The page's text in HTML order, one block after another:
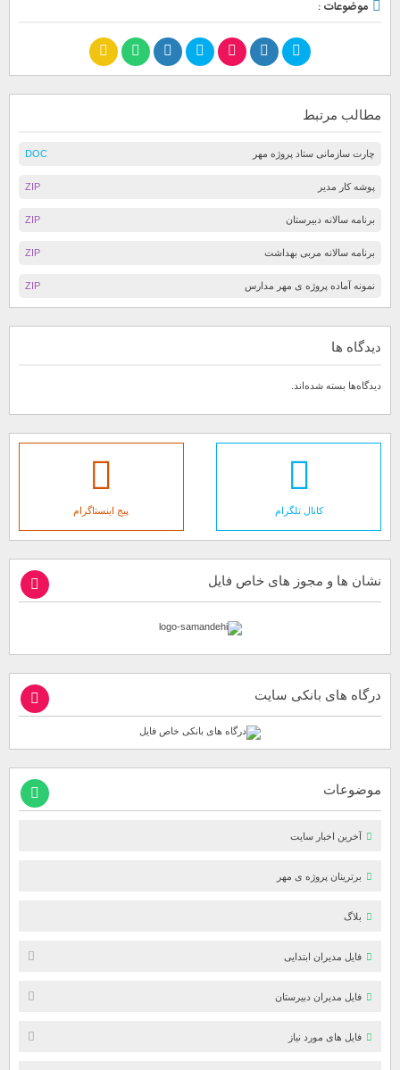
موضوعات :
مطالب مرتبط
DOC چارت سازمانی ستاد پروژه مهر
ZIP پوشه کار مدیر
ZIP برنامه سالانه دبیرستان
ZIP برنامه سالانه مربی بهداشت
ZIP نمونه آماده پروژه ی مهر مدارس
دیدگاه ها
دیدگاه‌ها بسته شده‌اند.
کانال تلگرام پیج اینستاگرام
نشان ها و مجوز های خاص فایل
درگاه های بانکی سایت
موضوعات
آخرین اخبار سایت
برترینان پروژه ی مهر
بلاگ
فایل مدیران ابتدایی
فایل مدیران دبیرستان
فایل های مورد نیاز